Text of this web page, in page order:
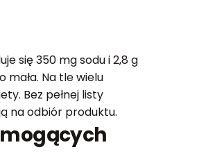
się 350 mg sodu i 2,8 g
Na tle wielu
Bez pełnej listy
na odbiór produktu.